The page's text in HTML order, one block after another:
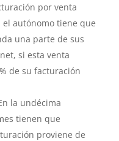
por venta
autónomo tiene que
una parte de sus
si esta venta
de su facturación
la undécima
tienen que
proviene de